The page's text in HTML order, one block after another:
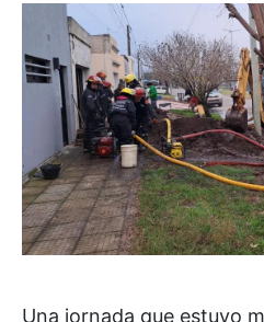
Una jornada que estuvo